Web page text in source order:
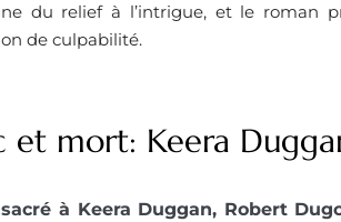
du relief à l’intrigue, et le roman
de culpabilité.
et mort: Keera
à Keera Duggan, Robert